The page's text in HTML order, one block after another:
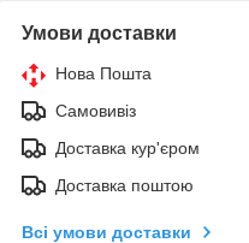
Умови доставки
Нова Пошта
Самовивіз
Доставка кур'єром
Доставка поштою
Всі умови доставки